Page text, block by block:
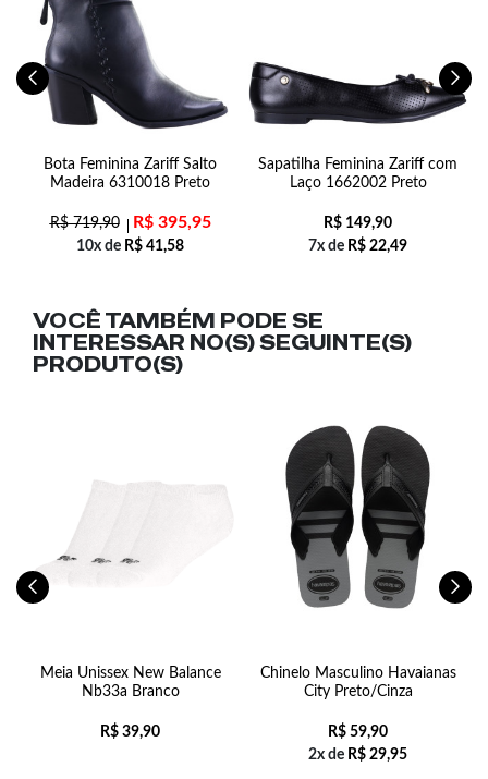
Bota Feminina Zariff Salto
Madeira 6310018 Preto
R$719,90 R$395,95
10x de R$ 41,58
Sapatilha Feminina Zariff com
Laço 1662002 Preto
R$ 149,90
7x de R$ 22,49
VOCÊ TAMBÉM PODE SE
INTERESSAR NO(S) SEGUINTE(S)
PRODUTO(S)
Meia Unissex New Balance
Nb33a Branco
R$ 39,90
Chinelo Masculino Havaianas
City Preto/Cinza
R$ 59,90
2x de R$ 29,95